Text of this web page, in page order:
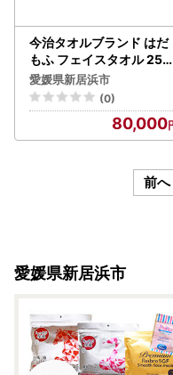
今治タオルブランド はだ
もふ フェイスタオル 25枚
(コーラルオレンジ) 【5SE
CONDS】
愛媛県新居浜市
(0)
80,000
前へ
愛媛県新居浜市